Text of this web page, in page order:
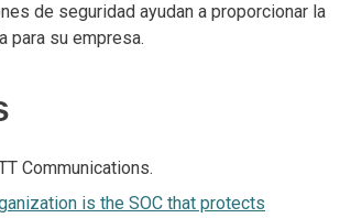
de seguridad ayudan a proporcionar la
para su empresa.
Communications.
is the SOC that protects